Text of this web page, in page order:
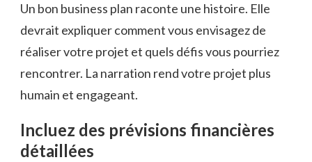
Un bon business plan raconte une histoire. Elle
devrait expliquer comment vous envisagez de
réaliser votre projet et quels défis vous pourriez
rencontrer. La narration rend votre projet plus
humain et engageant.
Incluez des prévisions financières
détaillées